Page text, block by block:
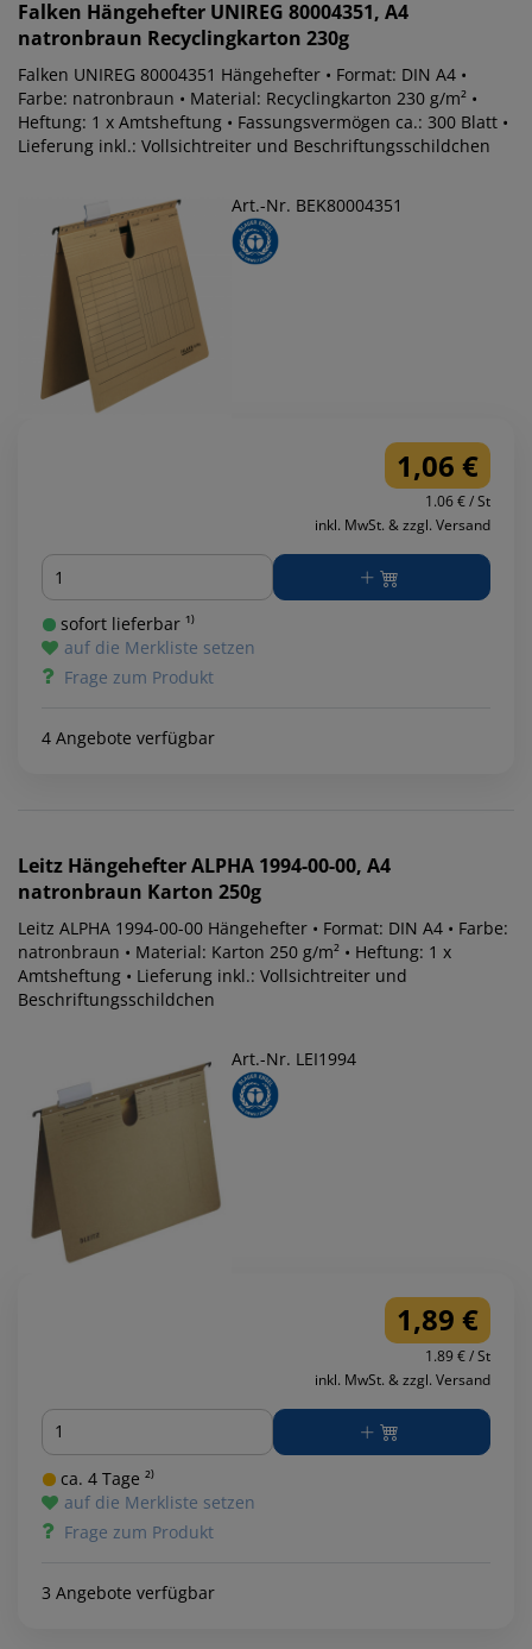
Falken Hängehefter UNIREG 80004351, A4
natronbraun Recyclingkarton 230g
Falken UNIREG 80004351 Hängehefter • Format: DIN A4 •
Farbe: natronbraun • Material: Recyclingkarton 230 g/m² •
Heftung: 1 x Amtsheftung • Fassungsvermögen ca.: 300 Blatt •
Lieferung inkl.: Vollsichtreiter und Beschriftungsschildchen
Art.-Nr. BEK80004351
1,06 €
1.06 € / St
inkl. MwSt. & zzgl. Versand
Menge
sofort lieferbar ¹⁾
auf die Merkliste setzen
Frage zum Produkt
4 Angebote verfügbar
Leitz Hängehefter ALPHA 1994-00-00, A4
natronbraun Karton 250g
Leitz ALPHA 1994-00-00 Hängehefter • Format: DIN A4 • Farbe:
natronbraun • Material: Karton 250 g/m² • Heftung: 1 x
Amtsheftung • Lieferung inkl.: Vollsichtreiter und
Beschriftungsschildchen
Art.-Nr. LEI1994
1,89 €
1.89 € / St
inkl. MwSt. & zzgl. Versand
Menge
ca. 4 Tage ²⁾
auf die Merkliste setzen
Frage zum Produkt
3 Angebote verfügbar